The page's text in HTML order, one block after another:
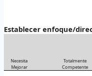
Establecer enfoque/
Necesita
Mejorar
Totalmente
Competente